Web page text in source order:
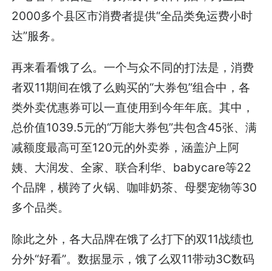
2000多个县区市消费者提供“全品类免运费小时
达”服务。
再来看看饿了么。一个与众不同的打法是，消费
者双11期间在饿了么购买的“大券包”组合中，各
类外卖优惠券可以一直使用到今年年底。其中，
总价值1039.5元的“万能大券包”共包含45张、满
减额度最高可至120元的外卖券，涵盖沪上阿
姨、大润发、全家、联合利华、babycare等22
个品牌，横跨了火锅、咖啡奶茶、母婴宠物等30
多个品类。
除此之外，各大品牌在饿了么打下的双11战绩也
分外“好看”。数据显示，饿了么双11带动3C数码